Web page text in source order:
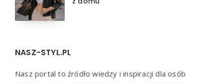
NASZ-STYL.PL
Nasz portal to źródło wiedzy i inspiracji dla osób